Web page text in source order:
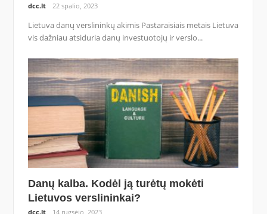
dcc.lt 22 spalio, 2023
Lietuva danų verslininkų akimis Pastaraisiais metais Lietuva
vis dažniau atsiduria danų investuotojų ir verslo...
Danų kalba. Kodėl ją turėtų mokėti
Lietuvos verslininkai?
dcc.lt 14 rugsėjo, 2023